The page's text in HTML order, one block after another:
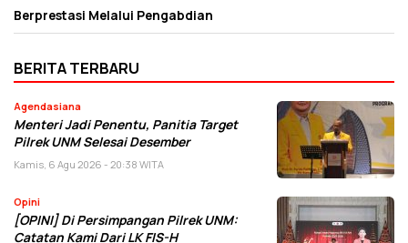
Berprestasi Melalui Pengabdian
BERITA TERBARU
Agendasiana
Menteri Jadi Penentu, Panitia Target
Pilrek UNM Selesai Desember
Kamis, 6 Agu 2026 - 20:38 WITA
Opini
[OPINI] Di Persimpangan Pilrek UNM:
Catatan Kami Dari LK FIS-H